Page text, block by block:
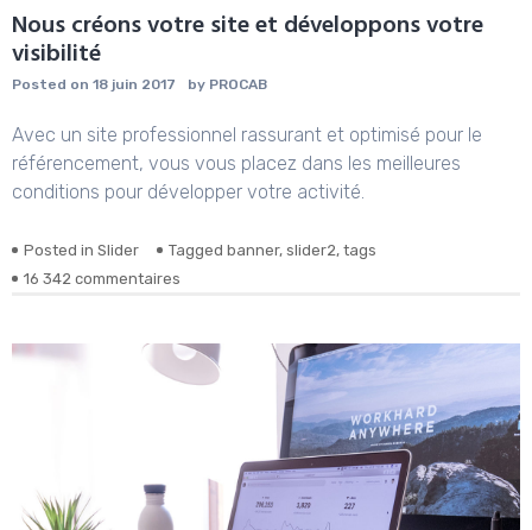
Nous créons votre site et développons votre
visibilité
Posted on 18 juin 2017 by PROCAB
Avec un site professionnel rassurant et optimisé pour le
référencement, vous vous placez dans les meilleures
conditions pour développer votre activité.
Posted in Slider Tagged banner, slider2, tags
16 342 commentaires
votre
site
et
développons
visibilité